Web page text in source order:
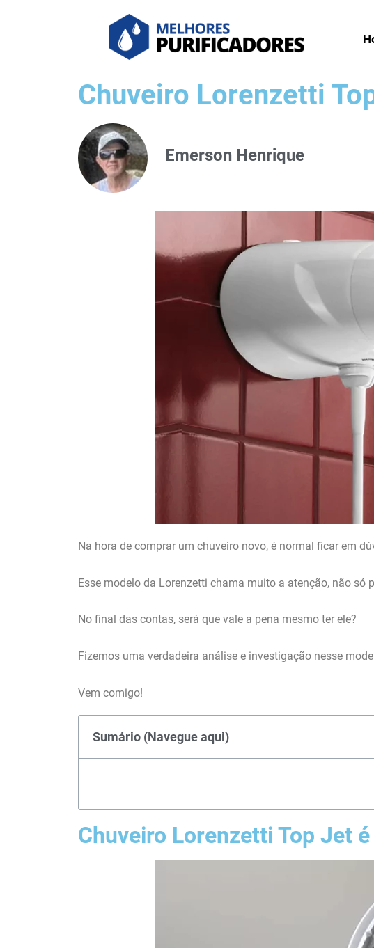
Chuveiro Lorenzetti
Emerson Henrique
Na hora de comprar um chuveiro novo, é normal ficar em
Esse modelo da Lorenzetti chama muito a atenção, não
No final das contas, será que vale a pena mesmo ter ele?
Fizemos uma verdadeira análise e investigação nesse
Vem comigo!
Sumário (Navegue aqui)
Chuveiro Lorenzetti Top Jet